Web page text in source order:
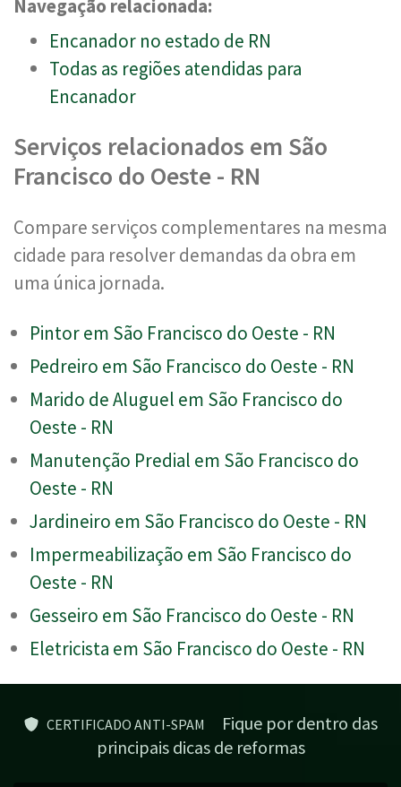
Navegação relacionada:
Encanador no estado de RN
Todas as regiões atendidas para
Encanador
Serviços relacionados em São
Francisco do Oeste - RN
Compare serviços complementares na mesma
cidade para resolver demandas da obra em
uma única jornada.
Pintor em São Francisco do Oeste - RN
Pedreiro em São Francisco do Oeste - RN
Marido de Aluguel em São Francisco do
Oeste - RN
Manutenção Predial em São Francisco do
Oeste - RN
Jardineiro em São Francisco do Oeste - RN
Impermeabilização em São Francisco do
Oeste - RN
Gesseiro em São Francisco do Oeste - RN
Eletricista em São Francisco do Oeste - RN
CERTIFICADO ANTI-SPAM
Fique por dentro das
principais dicas de reformas